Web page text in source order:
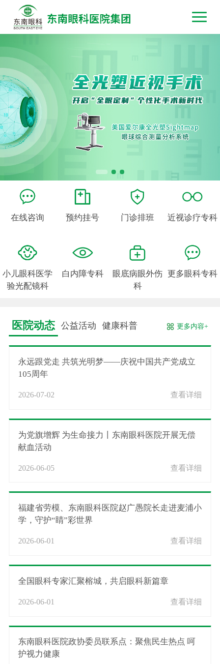
在线咨询 预约挂号 门诊排班 近视诊疗专科
小儿眼科医学
验光配镜科
白内障专科
眼底病眼外伤
科
更多眼科专科
医院动态 公益活动 健康科普 更多内容+
永远跟党走 共筑光明梦——庆祝中国共产党成立
105周年
2026-07-02 查看详细
为党旗增辉 为生命接力丨东南眼科医院开展无偿
献血活动
2026-06-05 查看详细
福建省劳模、东南眼科医院赵广愚院长走进麦浦小
学，守护“睛”彩世界
2026-06-01 查看详细
全国眼科专家汇聚榕城，共启眼科新篇章
2026-06-01 查看详细
东南眼科医院政协委员联系点：聚焦民生热点 呵
护视力健康